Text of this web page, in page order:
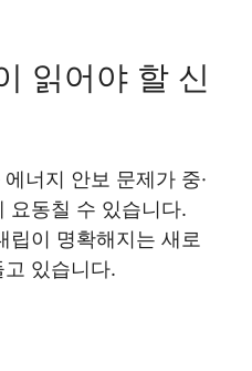
읽어야 할 신
너지 안보 문제가 중·
요동칠 수 있습니다.
립이 명확해지는 새로
있습니다.